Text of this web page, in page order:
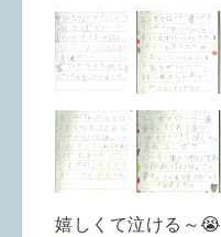
嬉しくて泣ける～😭